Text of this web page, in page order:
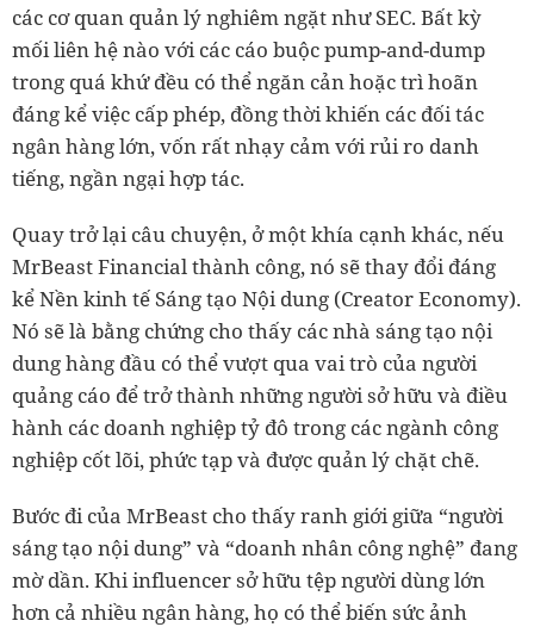
các cơ quan quản lý nghiêm ngặt như SEC. Bất kỳ
mối liên hệ nào với các cáo buộc pump-and-dump
trong quá khứ đều có thể ngăn cản hoặc trì hoãn
đáng kể việc cấp phép, đồng thời khiến các đối tác
ngân hàng lớn, vốn rất nhạy cảm với rủi ro danh
tiếng, ngần ngại hợp tác.
Quay trở lại câu chuyện, ở một khía cạnh khác, nếu
MrBeast Financial thành công, nó sẽ thay đổi đáng
kể Nền kinh tế Sáng tạo Nội dung (Creator Economy).
Nó sẽ là bằng chứng cho thấy các nhà sáng tạo nội
dung hàng đầu có thể vượt qua vai trò của người
quảng cáo để trở thành những người sở hữu và điều
hành các doanh nghiệp tỷ đô trong các ngành công
nghiệp cốt lõi, phức tạp và được quản lý chặt chẽ.
Bước đi của MrBeast cho thấy ranh giới giữa “người
sáng tạo nội dung” và “doanh nhân công nghệ” đang
mờ dần. Khi influencer sở hữu tệp người dùng lớn
hơn cả nhiều ngân hàng, họ có thể biến sức ảnh